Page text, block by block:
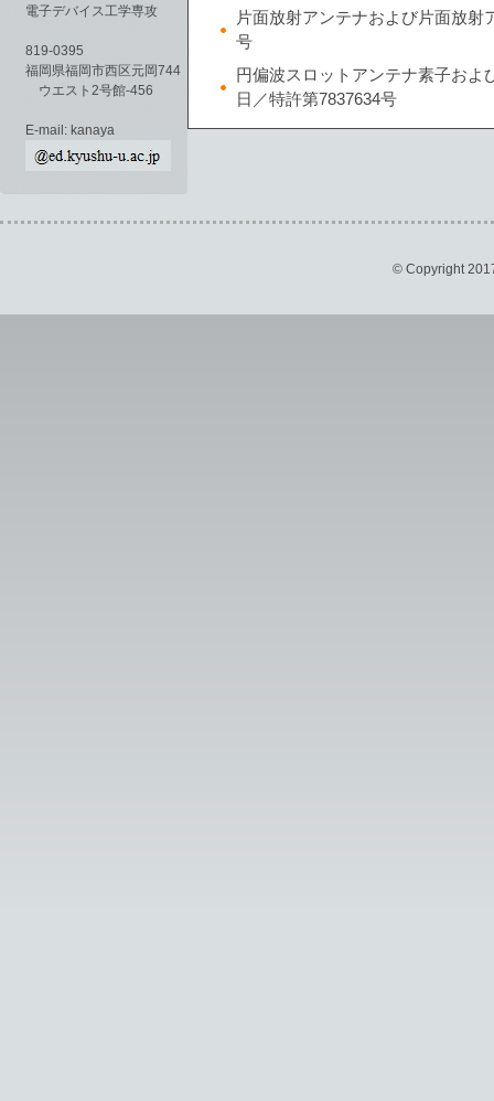
電子デバイス工学専攻
819-0395
福岡県福岡市西区元岡744
ウエスト2号館-456
E-mail: kanaya
片面放射アンテナおよび片面放
号
円偏波スロットアンテナ素子およ
日／特許第7837634号
© Copyright